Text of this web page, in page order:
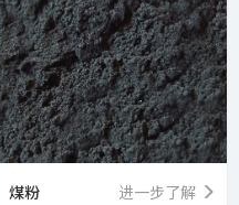
煤粉 进一步了解